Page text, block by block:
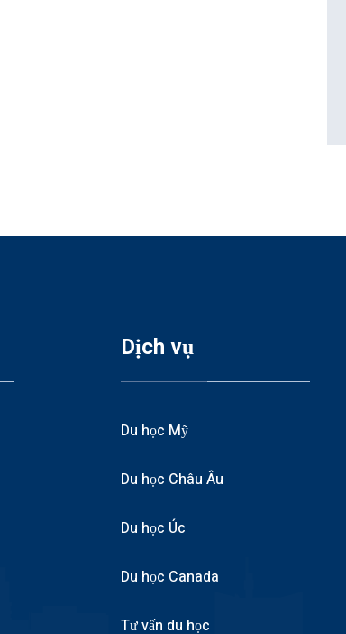
Dịch vụ
Du học Mỹ
Du học Châu Âu
Du học Úc
Du học Canada
Tư vấn du học